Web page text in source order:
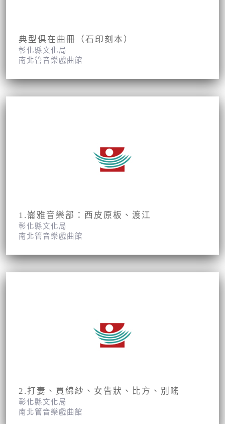
典型俱在曲冊（石印刻本）
彰化縣文化局
南北管音樂戲曲館
1.崙雅音樂部：西皮原板、渡江
彰化縣文化局
南北管音樂戲曲館
2.打妻、買綿紗、女告狀、比方、別嗂
彰化縣文化局
南北管音樂戲曲館